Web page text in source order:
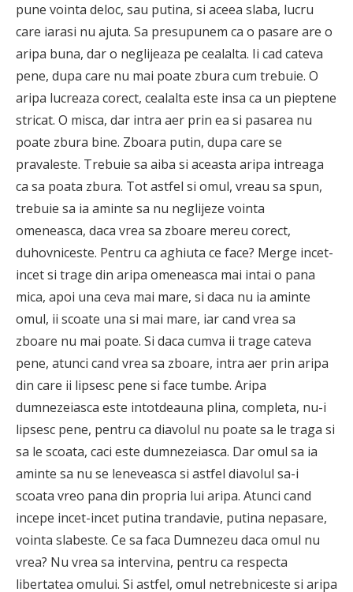
pune vointa deloc, sau putina, si aceea slaba, lucru
care iarasi nu ajuta. Sa presupunem ca o pasare are o
aripa buna, dar o neglijeaza pe cealalta. Ii cad cateva
pene, dupa care nu mai poate zbura cum trebuie. O
aripa lucreaza corect, cealalta este insa ca un pieptene
stricat. O misca, dar intra aer prin ea si pasarea nu
poate zbura bine. Zboara putin, dupa care se
pravaleste. Trebuie sa aiba si aceasta aripa intreaga
ca sa poata zbura. Tot astfel si omul, vreau sa spun,
trebuie sa ia aminte sa nu neglijeze vointa
omeneasca, daca vrea sa zboare mereu corect,
duhovniceste. Pentru ca aghiuta ce face? Merge incet-
incet si trage din aripa omeneasca mai intai o pana
mica, apoi una ceva mai mare, si daca nu ia aminte
omul, ii scoate una si mai mare, iar cand vrea sa
zboare nu mai poate. Si daca cumva ii trage cateva
pene, atunci cand vrea sa zboare, intra aer prin aripa
din care ii lipsesc pene si face tumbe. Aripa
dumnezeiasca este intotdeauna plina, completa, nu-i
lipsesc pene, pentru ca diavolul nu poate sa le traga si
sa le scoata, caci este dumnezeiasca. Dar omul sa ia
aminte sa nu se leneveasca si astfel diavolul sa-i
scoata vreo pana din propria lui aripa. Atunci cand
incepe incet-incet putina trandavie, putina nepasare,
vointa slabeste. Ce sa faca Dumnezeu daca omul nu
vrea? Nu vrea sa intervina, pentru ca respecta
libertatea omului. Si astfel, omul netrebniceste si aripa